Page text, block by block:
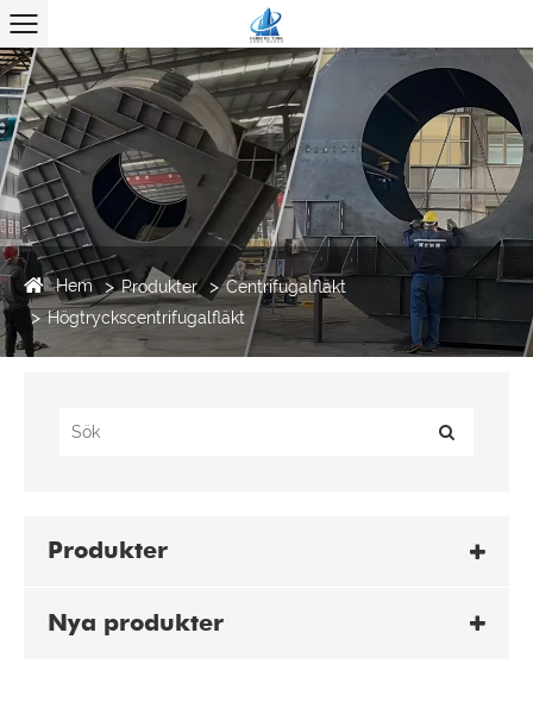
Hem Produkter
Centrifugalfläkt
Högtryckscentrifugalfläkt
Produkter
Nya produkter